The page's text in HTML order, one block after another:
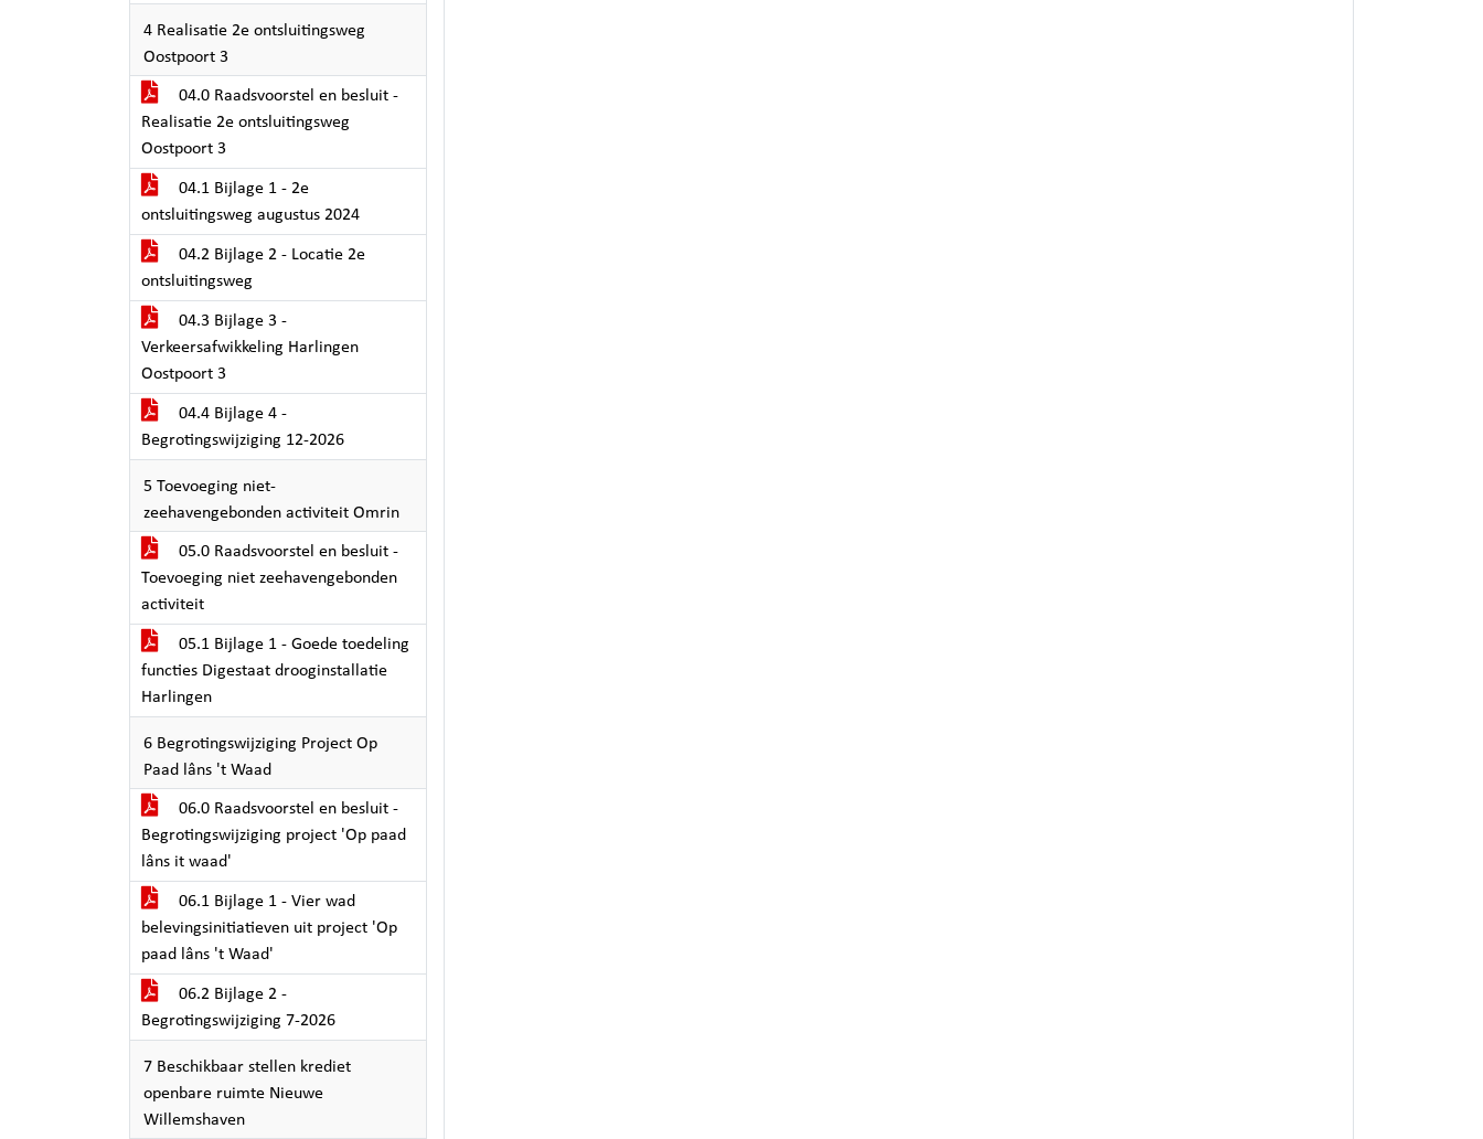
4 Realisatie 2e ontsluitingsweg
Oostpoort 3
04.0 Raadsvoorstel en besluit -
Realisatie 2e ontsluitingsweg
Oostpoort 3
04.1 Bijlage 1 - 2e
ontsluitingsweg augustus 2024
04.2 Bijlage 2 - Locatie 2e
ontsluitingsweg
04.3 Bijlage 3 -
Verkeersafwikkeling Harlingen
Oostpoort 3
04.4 Bijlage 4 -
Begrotingswijziging 12-2026
5 Toevoeging niet-
zeehavengebonden activiteit Omrin
05.0 Raadsvoorstel en besluit -
Toevoeging niet zeehavengebonden
activiteit
05.1 Bijlage 1 - Goede toedeling
functies Digestaat drooginstallatie
Harlingen
6 Begrotingswijziging Project Op
Paad lâns 't Waad
06.0 Raadsvoorstel en besluit -
Begrotingswijziging project 'Op paad
lâns it waad'
06.1 Bijlage 1 - Vier wad
belevingsinitiatieven uit project 'Op
paad lâns 't Waad'
06.2 Bijlage 2 -
Begrotingswijziging 7-2026
7 Beschikbaar stellen krediet
openbare ruimte Nieuwe
Willemshaven